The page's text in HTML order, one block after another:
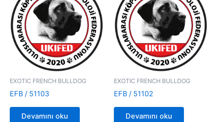
EXOTIC FRENCH BULLDOG
EFB / 51103
Devamını oku
EXOTIC FRENCH BULLDOG
EFB / 51102
Devamını oku